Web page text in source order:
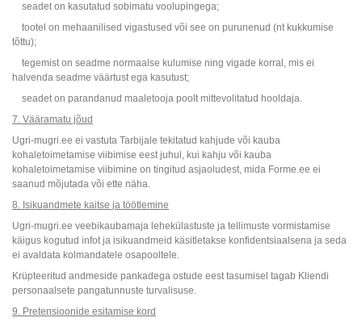
seadet on kasutatud sobimatu voolupingega;
tootel on mehaanilised vigastused või see on purunenud (nt kukkumise
tõttu);
tegemist on seadme normaalse kulumise ning vigade korral, mis ei
halvenda seadme väärtust ega kasutust;
seadet on parandanud maaletooja poolt mittevolitatud hooldaja.
7. Vääramatu jõud
Ugri-mugri.ee ei vastuta Tarbijale tekitatud kahjude või kauba
kohaletoimetamise viibimise eest juhul, kui kahju või kauba
kohaletoimetamise viibimine on tingitud asjaoludest, mida Forme.ee ei
saanud mõjutada või ette näha.
8. Isikuandmete kaitse ja töötlemine
Ugri-mugri.ee veebikaubamaja lehekülastuste ja tellimuste vormistamise
käigus kogutud infot ja isikuandmeid käsitletakse konfidentsiaalsena ja seda
ei avaldata kolmandatele osapooltele.
Krüpteeritud andmeside pankadega ostude eest tasumisel tagab Kliendi
personaalsete pangatunnuste turvalisuse.
9. Pretensioonide esitamise kord